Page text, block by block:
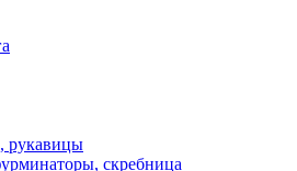
рукавицы
скребница